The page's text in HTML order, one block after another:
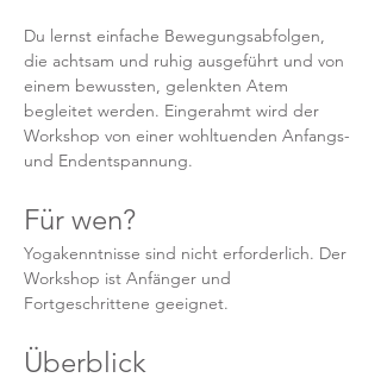
Du lernst einfache Bewegungsabfolgen,
die achtsam und ruhig ausgeführt und von
einem bewussten, gelenkten Atem
begleitet werden. Eingerahmt wird der
Workshop von einer wohltuenden Anfangs-
und Endentspannung.
Für wen?
Yogakenntnisse sind nicht erforderlich. Der
Workshop ist Anfänger und
Fortgeschrittene geeignet.
Überblick